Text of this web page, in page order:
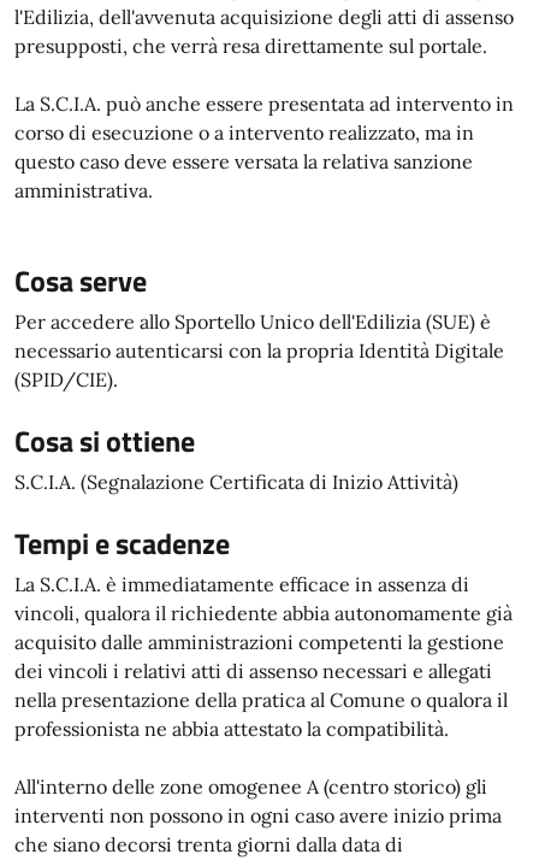
l'Edilizia, dell'avvenuta acquisizione degli atti di assenso
presupposti, che verrà resa direttamente sul portale.
La S.C.I.A. può anche essere presentata ad intervento in
corso di esecuzione o a intervento realizzato, ma in
questo caso deve essere versata la relativa sanzione
amministrativa.
Cosa serve
Per accedere allo Sportello Unico dell'Edilizia (SUE) è
necessario autenticarsi con la propria Identità Digitale
(SPID/CIE).
Cosa si ottiene
S.C.I.A. (Segnalazione Certificata di Inizio Attività)
Tempi e scadenze
La S.C.I.A. è immediatamente efficace in assenza di
vincoli, qualora il richiedente abbia autonomamente già
acquisito dalle amministrazioni competenti la gestione
dei vincoli i relativi atti di assenso necessari e allegati
nella presentazione della pratica al Comune o qualora il
professionista ne abbia attestato la compatibilità.
All'interno delle zone omogenee A (centro storico) gli
interventi non possono in ogni caso avere inizio prima
che siano decorsi trenta giorni dalla data di